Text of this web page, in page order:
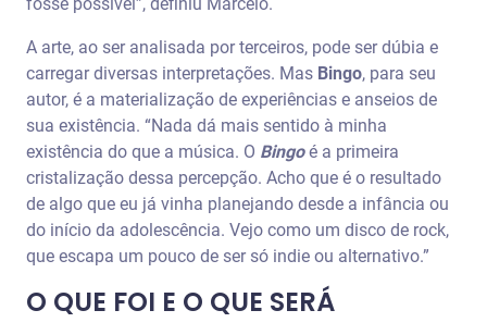
A arte, ao ser analisada por terceiros, pode ser dúbia e
carregar diversas interpretações. Mas Bingo, para seu
autor, é a materialização de experiências e anseios de
sua existência. “Nada dá mais sentido à minha
existência do que a música. O Bingoé a primeira
cristalização dessa percepção. Acho que é o resultado
de algo que eu já vinha planejando desde a infância ou
do início da adolescência. Vejo como um disco de rock,
que escapa um pouco de ser só indie ou alternativo.”
O QUE FOI E O QUE SERÁ